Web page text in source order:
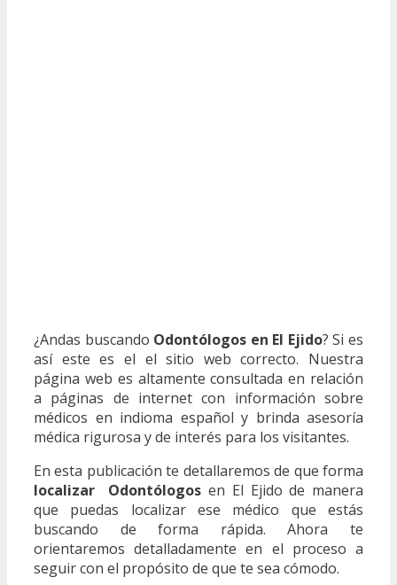
¿Andas buscando Odontólogos en El Ejido? Si es
así este es el el sitio web correcto. Nuestra
página web es altamente consultada en relación
a páginas de internet con información sobre
médicos en indioma español y brinda asesoría
médica rigurosa y de interés para los visitantes.
En esta publicación te detallaremos de que forma
localizar Odontólogos en El Ejido de manera
que puedas localizar ese médico que estás
buscando de forma rápida. Ahora te
orientaremos detalladamente en el proceso a
seguir con el propósito de que te sea cómodo.